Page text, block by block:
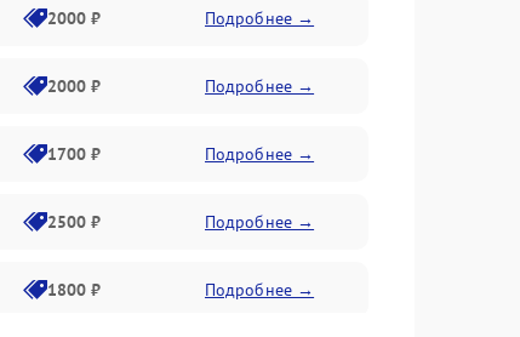
2000 ₽ Подробнее →
2000 ₽ Подробнее →
1700 ₽ Подробнее →
2500 ₽ Подробнее →
1800 ₽ Подробнее →